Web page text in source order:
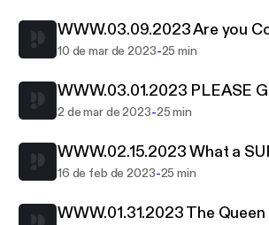
WWW.03.09.2023 Are you
10 de mar de 2023-25 min
WWW.03.01.2023 PLEASE
2 de mar de 2023-25 min
WWW.02.15.2023 What a
16 de feb de 2023-25 min
WWW.01.31.2023 The